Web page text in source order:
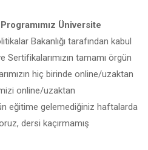
Üniversite
Bakanlığı tarafından kabul
tamamı örgün
hiç birinde online/uzaktan
online/uzaktan
eğitime gelemediğiniz haftalarda
dersi kaçırmamış